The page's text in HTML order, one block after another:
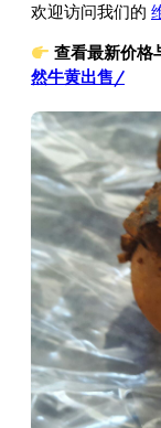
欢迎访问我们的
查看最新价格
然牛黄出售/